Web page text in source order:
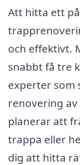
Att hitta ett
och effektivt.
snabbt få tre
experter som
renovering
planerar att
trappa eller
dig att hitta